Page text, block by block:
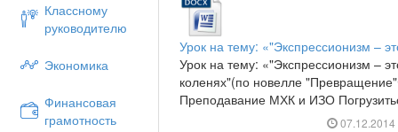
Классному
руководителю
Экономика
Финансовая
грамотность
Урок на тему: «"Экспрессионизм –
Урок на тему: «"Экспрессионизм –
коленях"(по новелле
Преподавание МХК и ИЗО
07.12.2014